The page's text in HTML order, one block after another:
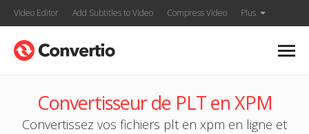
Video Editor Add Subtitles to Video Compress Video Plus
Convertisseur de PLT en XPM
Convertissez vos fichiers plt en xpm en ligne et